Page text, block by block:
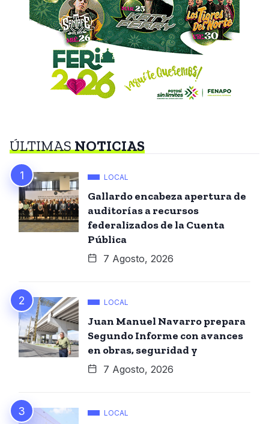
ÚLTIMASNOTICIAS
LOCAL
Gallardo encabeza apertura de
auditorías a recursos
federalizados de la Cuenta
Pública
7 Agosto, 2026
LOCAL
Juan Manuel Navarro prepara
Segundo Informe con avances
en obras, seguridad y
7 Agosto, 2026
LOCAL